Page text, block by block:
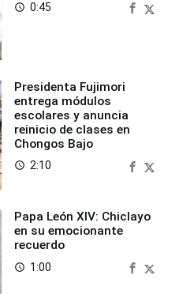
access_time 0:45
Presidenta Fujimori
entrega módulos
escolares y anuncia
reinicio de clases en
Chongos Bajo
access_time 2:10
Papa León XIV: Chiclayo
en su emocionante
recuerdo
access_time 1:00